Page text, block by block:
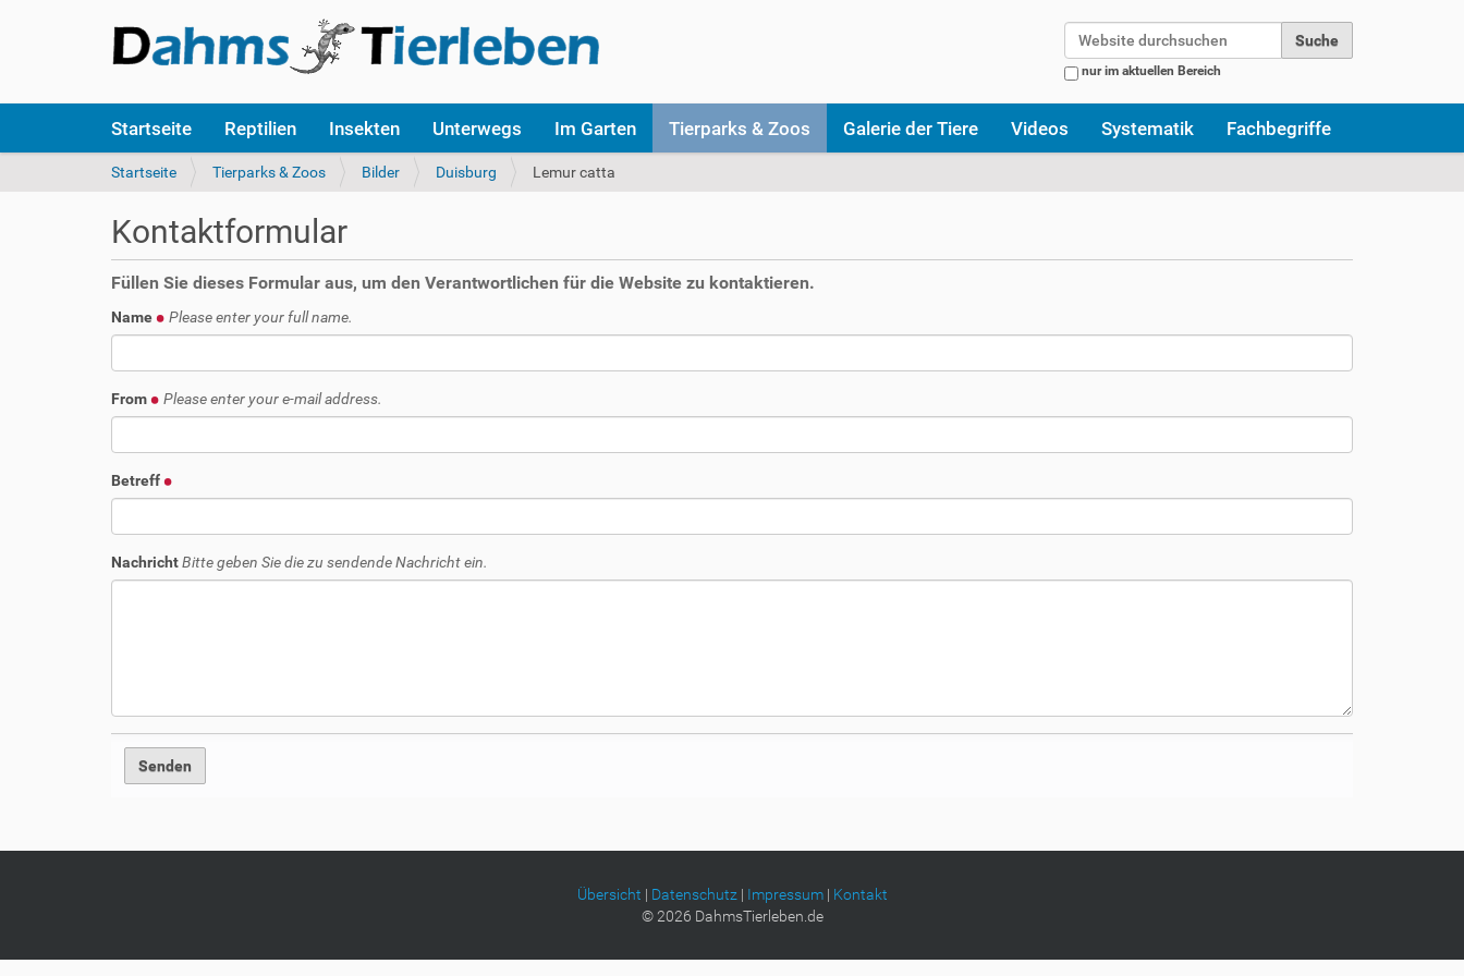
nur im aktuellen Bereich
k
Startseite Reptilien Insekten Unterwegs Im Garten Tierparks & Zoos Galerie der Tiere Videos Systematik Fachbegriffe
S
s
i
n
h
e
Startseite Tierparks & Zoos Bilder Duisburg Lemur catta
Kontaktformular
Füllen Sie dieses Formular aus, um den Verantwortlichen für die Website zu kontaktieren.
Name Please enter your full name.
From Please enter your e-mail address.
Betreff
NachrichtBitte geben Sie die zu sendende Nachricht ein.
Übersicht | Datenschutz | Impressum| Kontakt
©2026 DahmsTierleben.de